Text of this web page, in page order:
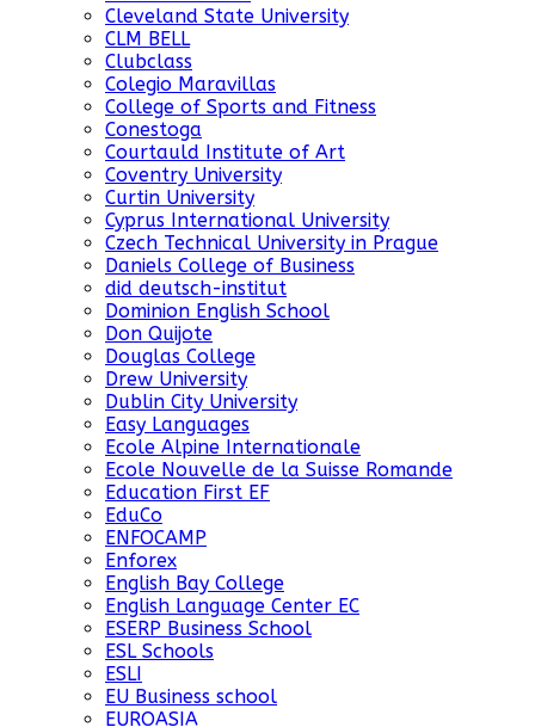
Cleveland State University
CLM BELL
Clubclass
Colegio Maravillas
College of Sports and Fitness
Conestoga
Courtauld Institute of Art
Coventry University
Curtin University
Cyprus International University
Czech Technical University in Prague
Daniels College of Business
did deutsch-institut
Dominion English School
Don Quijote
Douglas College
Drew University
Dublin City University
Easy Languages
Ecole Alpine Internationale
Ecole Nouvelle de la Suisse Romande
Education First EF
EduCo
ENFOCAMP
Enforex
English Bay College
English Language Center EC
ESERP Business School
ESL Schools
ESLI
EU Business school
EUROASIA